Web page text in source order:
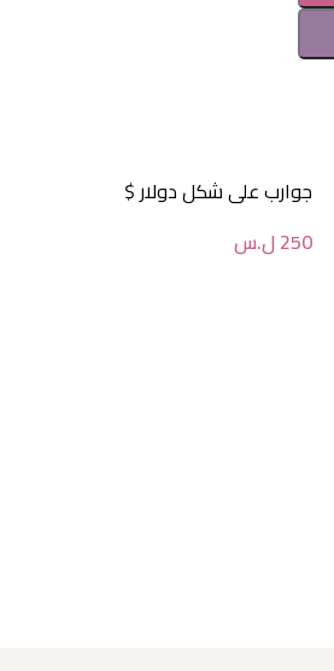
جوارب على شكل دولار $
250 ل.س